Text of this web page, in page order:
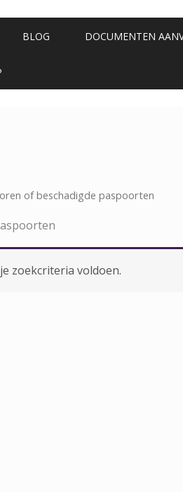
BLOG DOCUMENTEN
of beschadigde paspoorten
zoekcriteria voldoen.